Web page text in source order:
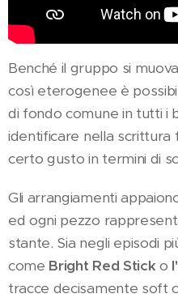
Benché il gruppo si
così eterogenee è
di fondo comune in tutti i
identificare nella scrittura
certo gusto in termini di
Gli arrangiamenti
ed ogni pezzo
stante. Sia negli episodi
come Bright Red Sticko
tracce decisamente soft